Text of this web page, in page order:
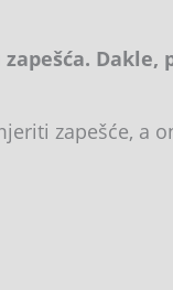
zapešća.
zapešće, a